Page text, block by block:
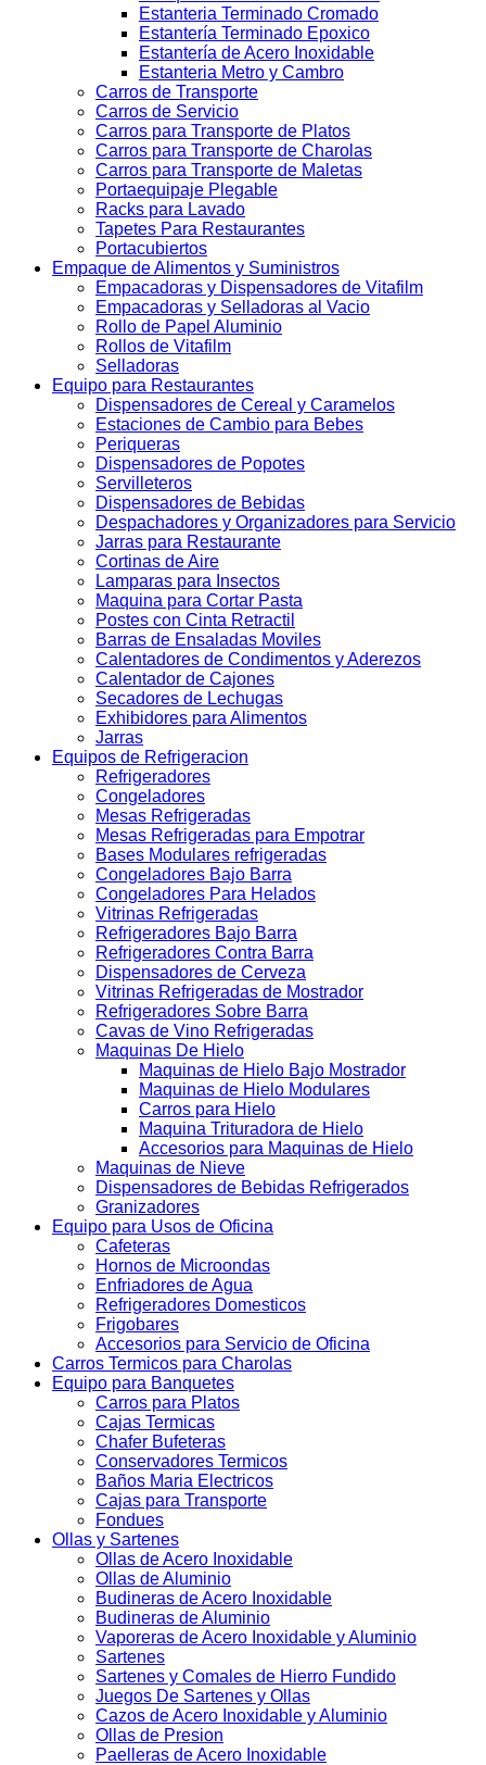
Estanteria Terminado Cromado
Estantería Terminado Epoxico
Estantería de Acero Inoxidable
Estanteria Metro y Cambro
Carros de Transporte
Carros de Servicio
Carros para Transporte de Platos
Carros para Transporte de Charolas
Carros para Transporte de Maletas
Portaequipaje Plegable
Racks para Lavado
Tapetes Para Restaurantes
Portacubiertos
Empaque de Alimentos y Suministros
Empacadoras y Dispensadores de Vitafilm
Empacadoras y Selladoras al Vacio
Rollo de Papel Aluminio
Rollos de Vitafilm
Selladoras
Equipo para Restaurantes
Dispensadores de Cereal y Caramelos
Estaciones de Cambio para Bebes
Periqueras
Dispensadores de Popotes
Servilleteros
Dispensadores de Bebidas
Despachadores y Organizadores para Servicio
Jarras para Restaurante
Cortinas de Aire
Lamparas para Insectos
Maquina para Cortar Pasta
Postes con Cinta Retractil
Barras de Ensaladas Moviles
Calentadores de Condimentos y Aderezos
Calentador de Cajones
Secadores de Lechugas
Exhibidores para Alimentos
Jarras
Equipos de Refrigeracion
Refrigeradores
Congeladores
Mesas Refrigeradas
Mesas Refrigeradas para Empotrar
Bases Modulares refrigeradas
Congeladores Bajo Barra
Congeladores Para Helados
Vitrinas Refrigeradas
Refrigeradores Bajo Barra
Refrigeradores Contra Barra
Dispensadores de Cerveza
Vitrinas Refrigeradas de Mostrador
Refrigeradores Sobre Barra
Cavas de Vino Refrigeradas
Maquinas De Hielo
Maquinas de Hielo Bajo Mostrador
Maquinas de Hielo Modulares
Carros para Hielo
Maquina Trituradora de Hielo
Accesorios para Maquinas de Hielo
Maquinas de Nieve
Dispensadores de Bebidas Refrigerados
Granizadores
Equipo para Usos de Oficina
Cafeteras
Hornos de Microondas
Enfriadores de Agua
Refrigeradores Domesticos
Frigobares
Accesorios para Servicio de Oficina
Carros Termicos para Charolas
Equipo para Banquetes
Carros para Platos
Cajas Termicas
Chafer Bufeteras
Conservadores Termicos
Baños Maria Electricos
Cajas para Transporte
Fondues
Ollas y Sartenes
Ollas de Acero Inoxidable
Ollas de Aluminio
Budineras de Acero Inoxidable
Budineras de Aluminio
Vaporeras de Acero Inoxidable y Aluminio
Sartenes
Sartenes y Comales de Hierro Fundido
Juegos De Sartenes y Ollas
Cazos de Acero Inoxidable y Aluminio
Ollas de Presion
Paelleras de Acero Inoxidable